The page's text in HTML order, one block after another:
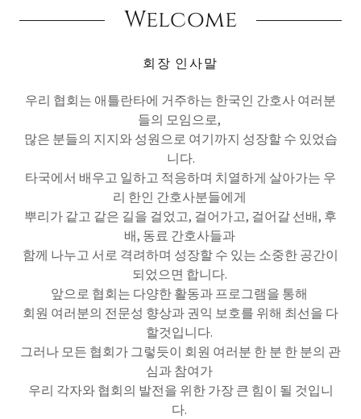
Welcome
회장 인사말
우리 협회는 애틀란타에 거주하는 한국인 간호사 여러분
들의 모임으로,
많은 분들의 지지와 성원으로 여기까지 성장할 수 있었습
니다.
타국에서 배우고 일하고 적응하며 치열하게 살아가는 우
리 한인 간호사분들에게
뿌리가 같고 같은 길을 걸었고, 걸어가고, 걸어갈 선배, 후
배, 동료 간호사들과
함께 나누고 서로 격려하며 성장할 수 있는 소중한 공간이
되었으면 합니다.
앞으로 협회는 다양한 활동과 프로그램을 통해
회원 여러분의 전문성 향상과 권익 보호를 위해 최선을 다
할것입니다.
그러나 모든 협회가 그렇듯이 회원 여러분 한 분 한 분의 관
심과 참여가
우리 각자와 협회의 발전을 위한 가장 큰 힘이 될 것입니
다.